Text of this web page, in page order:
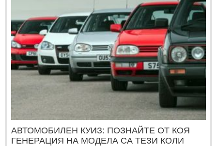
АВТОМОБИЛЕН КУИЗ: ПОЗНАЙТЕ ОТ КОЯ
ГЕНЕРАЦИЯ НА МОДЕЛА СА ТЕЗИ КОЛИ